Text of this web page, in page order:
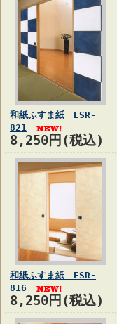
和紙ふすま紙 ESR-
821
8,250円(税込)
和紙ふすま紙 ESR-
816
8,250円(税込)